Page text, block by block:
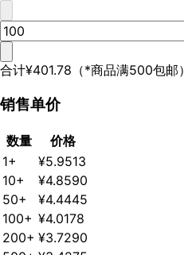
合计¥401.78 （*商品满500包邮）
销售单价
数量
价格
1+
¥5.9513
10+
¥4.8590
50+
¥4.4445
100+ ¥4.0178
200+ ¥3.7290